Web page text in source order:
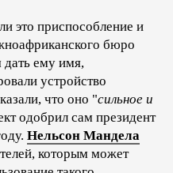
это приспособление и
бюро
ему имя,
устройство
что оно "сильное и
одобрил сам президент
Нельсон Мандела
которым может